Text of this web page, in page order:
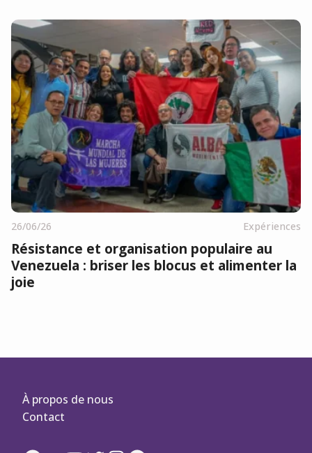
26/06/26 Expériences
Résistance et organisation populaire au
Venezuela : briser les blocus et alimenter la
joie
À propos de nous
Contact